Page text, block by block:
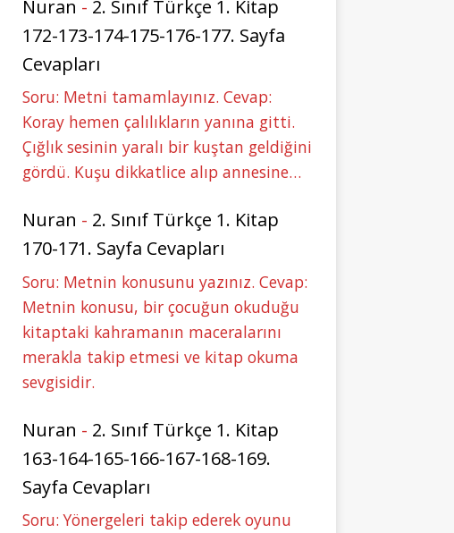
Nuran - 2. Sınıf Türkçe 1. Kitap
172-173-174-175-176-177. Sayfa
Cevapları
Soru: Metni tamamlayınız. Cevap:
Koray hemen çalılıkların yanına gitti.
Çığlık sesinin yaralı bir kuştan geldiğini
gördü. Kuşu dikkatlice alıp annesine…
Nuran - 2. Sınıf Türkçe 1. Kitap
170-171. Sayfa Cevapları
Soru: Metnin konusunu yazınız. Cevap:
Metnin konusu, bir çocuğun okuduğu
kitaptaki kahramanın maceralarını
merakla takip etmesi ve kitap okuma
sevgisidir.
Nuran - 2. Sınıf Türkçe 1. Kitap
163-164-165-166-167-168-169.
Sayfa Cevapları
Soru: Yönergeleri takip ederek oyunu